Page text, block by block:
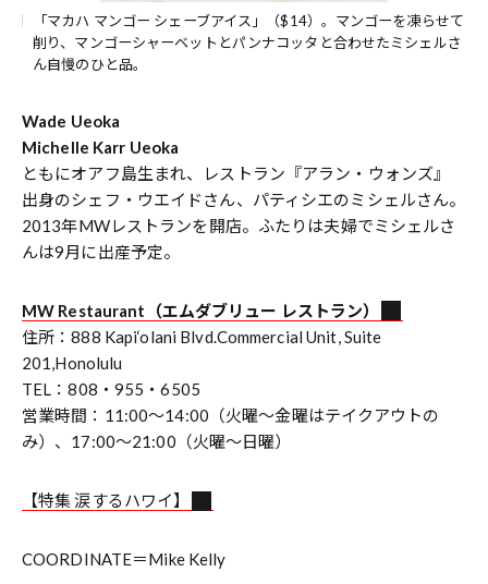
「マカハ マンゴー シェーブアイス」（$14）。マンゴーを凍らせて
削り、マンゴーシャーベットとパンナコッタと合わせたミシェルさ
ん自慢のひと品。
Wade Ueoka
Michelle Karr Ueoka
ともにオアフ島生まれ、レストラン『アラン・ウォンズ』
出身のシェフ・ウエイドさん、パティシエのミシェルさん。
2013年MWレストランを開店。ふたりは夫婦でミシェルさ
んは9月に出産予定。
MW Restaurant（エムダブリュー レストラン）
住所：888 Kapi‘olani Blvd.Commercial Unit, Suite
201,Honolulu
TEL：808・955・6505
営業時間：11:00～14:00（火曜～金曜はテイクアウトの
み）、17:00～21:00（火曜～日曜）
【特集 涙するハワイ】
COORDINATE＝Mike Kelly